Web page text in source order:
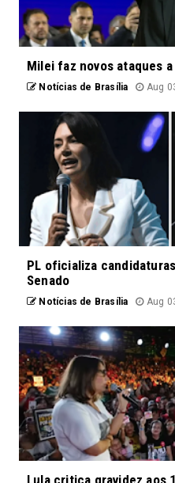
Milei faz novos ataques
Notícias de Brasília Aug
PL oficializa
Senado
Notícias de Brasília Aug
Lula critica gravidez aos